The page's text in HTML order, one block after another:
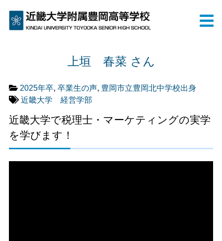
上垣 春菜 さん
2025年卒,卒業生の声, 豊岡市立豊岡北中学校出身
近畿大学 経営学部
近畿大学で税理士・マーケティングの実学
を学びます！